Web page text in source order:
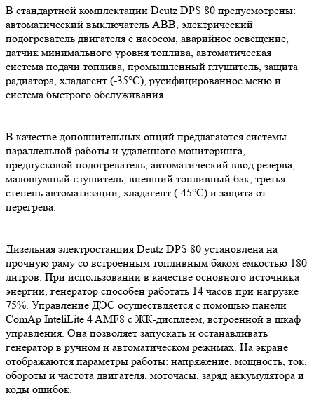
В стандартной комплектации Deutz DPS 80 предусмотрены:
автоматический выключатель АВВ, электрический
подогреватель двигателя с насосом, аварийное освещение,
датчик минимального уровня топлива, автоматическая
система подачи топлива, промышленный глушитель, защита
радиатора, хладагент (-35°С), русифицированное меню и
система быстрого обслуживания.
В качестве дополнительных опций предлагаются системы
параллельной работы и удаленного мониторинга,
предпусковой подогреватель, автоматический ввод резерва,
малошумный глушитель, внешний топливный бак, третья
степень автоматизации, хладагент (-45°С) и защита от
перегрева.
Дизельная электростанция Deutz DPS 80 установлена на
прочную раму со встроенным топливным баком емкостью 180
литров. При использовании в качестве основного источника
энергии, генератор способен работать 14 часов при нагрузке
75%. Управление ДЭС осуществляется с помощью панели
ComAp InteliLite 4 AMF8 с ЖК-дисплеем, встроенной в шкаф
управления. Она позволяет запускать и останавливать
генератор в ручном и автоматическом режимах. На экране
отображаются параметры работы: напряжение, мощность, ток,
обороты и частота двигателя, моточасы, заряд аккумулятора и
коды ошибок.